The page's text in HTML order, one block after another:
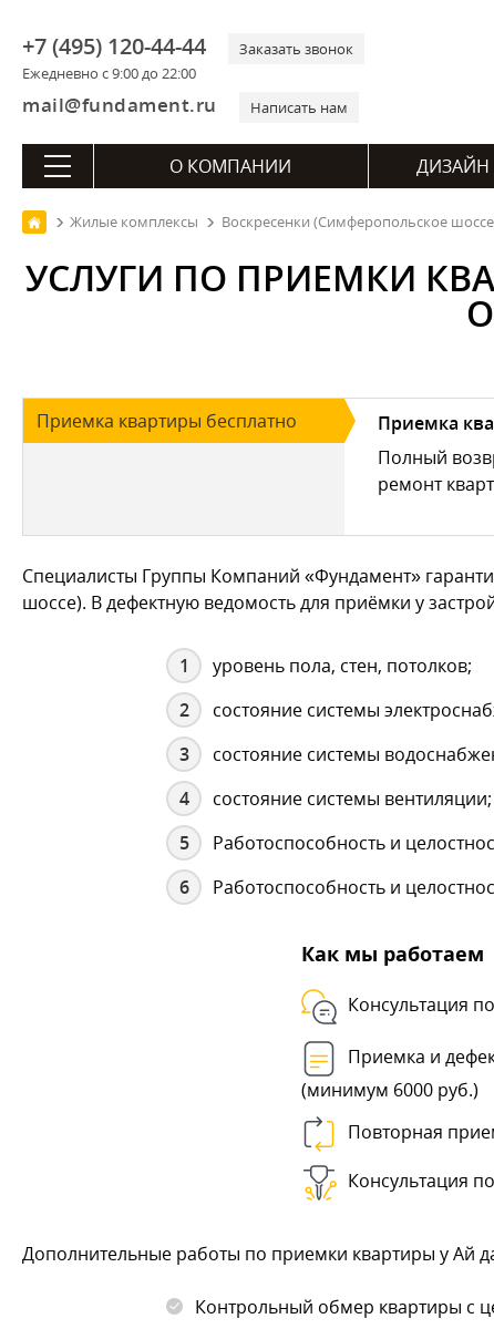
+7 (495) 120-44-44
Ежедневно с 9:00 до 22:00
Заказать звонок
mail@fundament.ru Написать нам
О КОМПАНИИ ДИЗАЙН
Жилые комплексы Воскресенки (Симферопольское
УСЛУГИ ПО ПРИЕМКИ
Приемка квартиры бесплатно Приемка
Полный
ремонт
Специалисты Группы Компаний «Фундамент»
шоссе). В дефектную ведомость для приёмки у
уровень пола, стен, потолков;
состояние системы
состояние системы
состояние системы вентиляции;
Работоспособность и
Работоспособность и
Как мы работаем
Консультация
Приемка и
(минимум 6000 руб.)
Повторная
Консультация
Дополнительные работы по приемки квартиры у Ай
Контрольный обмер квартиры с